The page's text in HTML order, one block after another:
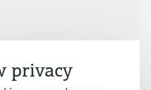
privacy